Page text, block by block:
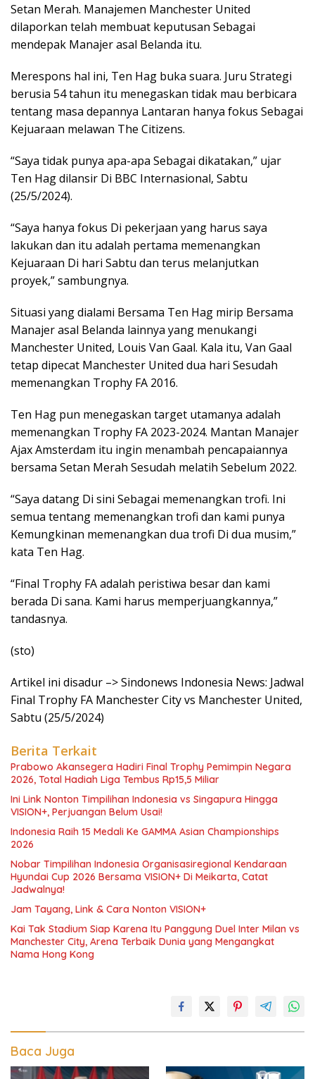
Setan Merah. Manajemen Manchester United
dilaporkan telah membuat keputusan Sebagai
mendepak Manajer asal Belanda itu.
Merespons hal ini, Ten Hag buka suara. Juru Strategi
berusia 54 tahun itu menegaskan tidak mau berbicara
tentang masa depannya Lantaran hanya fokus Sebagai
Kejuaraan melawan The Citizens.
“Saya tidak punya apa-apa Sebagai dikatakan,” ujar
Ten Hag dilansir Di BBC Internasional, Sabtu
(25/5/2024).
“Saya hanya fokus Di pekerjaan yang harus saya
lakukan dan itu adalah pertama memenangkan
Kejuaraan Di hari Sabtu dan terus melanjutkan
proyek,” sambungnya.
Situasi yang dialami Bersama Ten Hag mirip Bersama
Manajer asal Belanda lainnya yang menukangi
Manchester United, Louis Van Gaal. Kala itu, Van Gaal
tetap dipecat Manchester United dua hari Sesudah
memenangkan Trophy FA 2016.
Ten Hag pun menegaskan target utamanya adalah
memenangkan Trophy FA 2023-2024. Mantan Manajer
Ajax Amsterdam itu ingin menambah pencapaiannya
bersama Setan Merah Sesudah melatih Sebelum 2022.
“Saya datang Di sini Sebagai memenangkan trofi. Ini
semua tentang memenangkan trofi dan kami punya
Kemungkinan memenangkan dua trofi Di dua musim,”
kata Ten Hag.
“Final Trophy FA adalah peristiwa besar dan kami
berada Di sana. Kami harus memperjuangkannya,”
tandasnya.
(sto)
Artikel ini disadur –> Sindonews Indonesia News: Jadwal
Final Trophy FA Manchester City vs Manchester United,
Sabtu (25/5/2024)
Berita Terkait
Prabowo Akansegera Hadiri Final Trophy Pemimpin Negara
2026, Total Hadiah Liga Tembus Rp15,5 Miliar
Ini Link Nonton Timpilihan Indonesia vs Singapura Hingga
VISION+, Perjuangan Belum Usai!
Indonesia Raih 15 Medali Ke GAMMA Asian Championships
2026
Nobar Timpilihan Indonesia Organisasiregional Kendaraan
Hyundai Cup 2026 Bersama VISION+ Di Meikarta, Catat
Jadwalnya!
Jam Tayang, Link & Cara Nonton VISION+
Kai Tak Stadium Siap Karena Itu Panggung Duel Inter Milan vs
Manchester City, Arena Terbaik Dunia yang Mengangkat
Nama Hong Kong
Baca Juga